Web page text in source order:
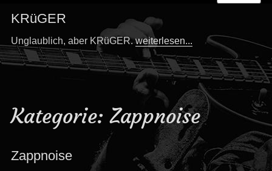
KRüGER
Categories
KRüGER
Posted
on
21.
September
Unglaublich, aber KRüGER.weiterlesen...
Kategorie:Zappnoise
Zappnoise